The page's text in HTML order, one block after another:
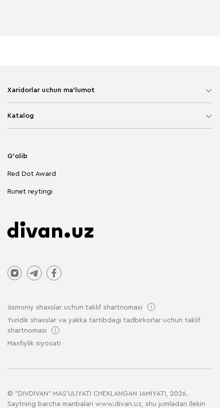
Xaridorlar uchun ma'lumot
Katalog
G'olib
Red Dot Award
Runet reytingi
Jismoniy shaxslar uchun taklif shartnomasi
Yuridik shaxslar va yakka tartibdagi tadbirkorlar uchun taklif
shartnomasi
Maxfiylik siyosati
© "DIVDIVAN" MAS'ULIYATI CHEKLANGAN JAMIYATI, 2026.
Saytning barcha manbalari www.divan.uz, shu jumladan (lekin